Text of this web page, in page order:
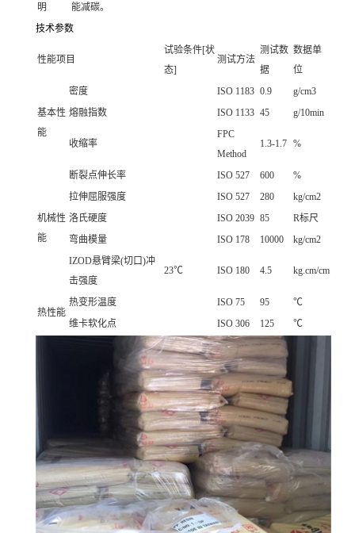
明
能减碳。
技术参数
性能项目
试验条件[状
态]
测试方法
测试数
据
数据单
位
基本性
能
密度 ISO 1183 0.9
g/cm3
熔融指数
ISO 1133 45 g/10min
收缩率
FPC
Method
1.3-1.7 %
机械性
能
断裂点伸长率 ISO 527 600
%
拉伸屈服强度
ISO 527 280
kg/cm2
洛氏硬度
ISO 2039 85
R标尺
弯曲模量
ISO 178 10000
kg/cm2
IZOD悬臂梁(切口)冲
击强度
23℃ ISO 180 4.5 kg.cm/cm
热性能
热变形温度 ISO 75 95
℃
维卡软化点
ISO 306 125 ℃